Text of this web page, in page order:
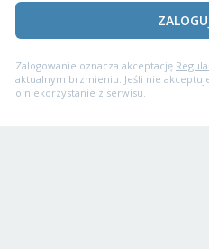
Zalogowanie oznacza akceptację
aktualnym brzmieniu. Jeśli nie
o niekorzystanie z serwisu.